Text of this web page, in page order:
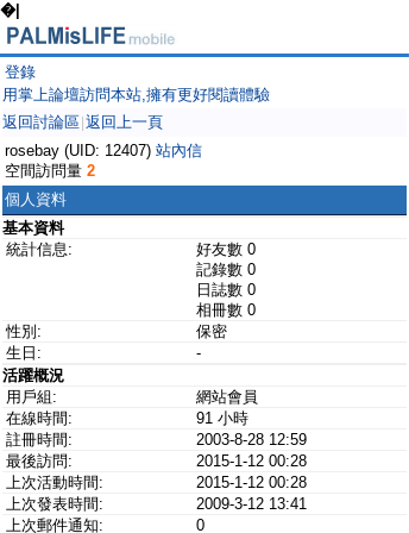
�|
登錄
用掌上論壇訪問本站,擁有更好閱讀體驗
返回討論區 返回上一頁
rosebay (UID: 12407) 站內信
空間訪問量 2
個人資料
基本資料
統計信息:
好友數 0
記錄數 0
日誌數 0
相冊數 0
性別:
保密
生日:
-
活躍概況
用戶組:
網站會員
在線時間:
91 小時
註冊時間:
2003-8-28 12:59
最後訪問:
2015-1-12 00:28
上次活動時間:
2015-1-12 00:28
上次發表時間:
2009-3-12 13:41
上次郵件通知:
0